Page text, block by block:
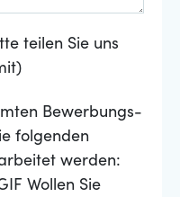
teilen Sie uns
Bewerbungs-
folgenden
werden:
Wollen Sie